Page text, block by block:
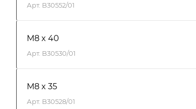
Арт. B30552/01
M8 x 40
Арт. B30530/01
M8 x 35
Арт. B30528/01